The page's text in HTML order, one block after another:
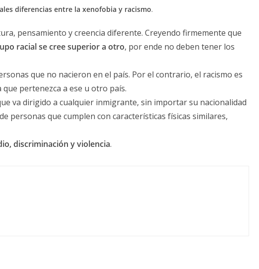
diferencias entre la xenofobia y racismo.
pensamiento y creencia diferente. Creyendo firmemente que
racial se cree superior a otro, por ende no deben tener los
que no nacieron en el país. Por el contrario, el racismo es
pertenezca a ese u otro país.
va dirigido a cualquier inmigrante, sin importar su nacionalidad
personas que cumplen con características físicas similares,
discriminación y violencia.